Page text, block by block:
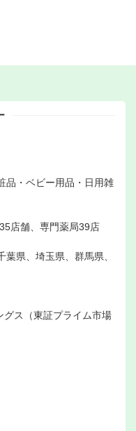
品・ベビー用品・日用雑
店舗、専門薬局39店
県、埼玉県、群馬県、
グス（東証プライム市場